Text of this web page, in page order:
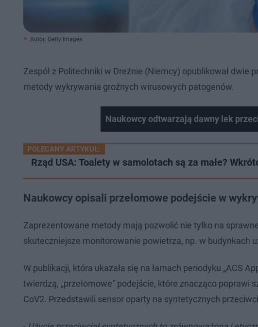
Autor: Getty Images
Zespół z Politechniki w Dreźnie (Niemcy) opublikował
metody wykrywania groźnych wirusowych patogenów.
Naukowcy odtwarzają dawny lek
POLECANY ARTYKUŁ:
Rząd USA: Toalety w samolotach są za małe?
Naukowcy opisali przełomowe podejście w
Zaprezentowane metody mają pozwolić nie tylko na
skuteczniejsze monitorowanie powietrza, np. w budynkach
W publikacji, która ukazała się na łamach periodyku „ACS
twierdzą, „przełomowe” podejście, które znacząco poprawi
CoV2. Przedstawili sensor oparty na syntetycznych